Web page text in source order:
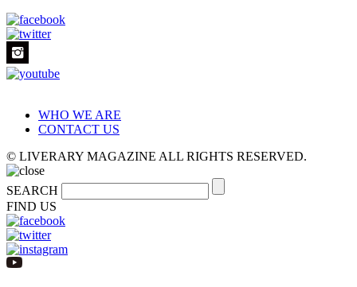
WHO WE ARE
CONTACT US
© LIVERARY MAGAZINE ALL RIGHTS RESERVED.
SEARCH
FIND US